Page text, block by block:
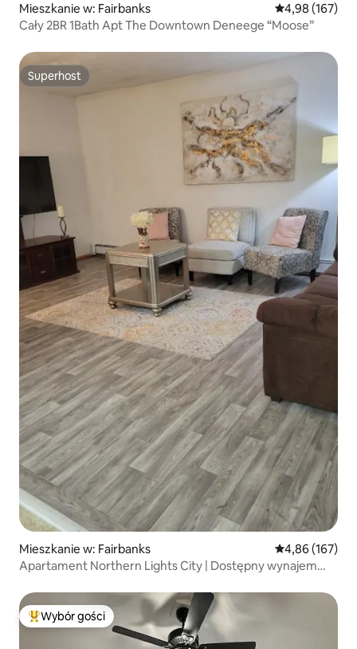
Mieszkanie w: Fairbanks Średnia
4,98 (167)
Cały 2BR 1Bath Apt The Downtown Deneege “Moose”
Superhost
Superhost
Mieszkanie w: Fairbanks Średnia
4,86 (167)
Apartament Northern Lights City | Dostępny wynajem
Najpopularniejsze z kategorii Wybór gości
Wybór gości